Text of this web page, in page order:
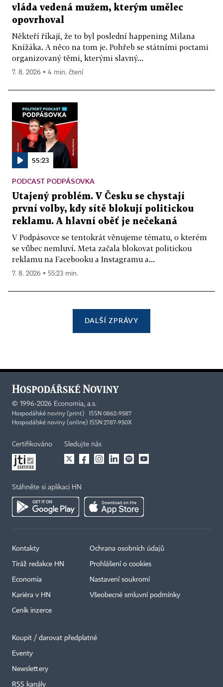
vláda vedená mužem, kterým umělec
opovrhoval
Někteří říkají, že to byl poslední happening Milana
Knížáka. A něco na tom je. Pohřeb se státními poctami
organizovaný těmi, kterými slavný...
7. 8. 2026 ▪ 4 min. čtení
55:23
PODCAST PODPÁSOVKA
Utajený problém. V Česku se chystají
první volby, kdy sítě blokují politickou
reklamu. A hlavní oběť je nečekaná
V Podpásovce se tentokrát věnujeme tématu, o kterém
se vůbec nemluví. Meta začala blokovat politickou
reklamu na Facebooku a Instagramu a...
7. 8. 2026 ▪ 55:23 min.
DALŠÍ ZPRÁVY
© 1996-2026 Economia, a.s.
Hospodářské noviny (print) ISSN 0862-9587
Hospodářské noviny (online) ISSN 2787-950X
Certifikováno Sledujte nás
Stáhněte si aplikaci HN
Kontakty
Tiráž redakce HN
Economia
Kariéra v HN
Ceník inzerce
Ochrana osobních údajů
Prohlášení o cookies
Nastavení soukromí
Všeobecné smluvní podmínky
Koupit / darovat předplatné
Eventy
Newslettery
RSS kanály